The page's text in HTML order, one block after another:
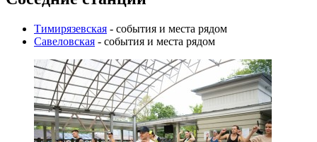
Тимирязевская - события и места рядом
Савеловская - события и места рядом